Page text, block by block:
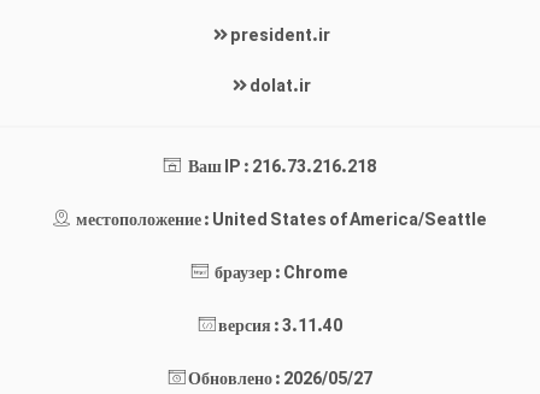
president.ir
dolat.ir
Ваш IP : 216.73.216.218
местоположение : United States of America/Seattle
браузер : Chrome
версия : 3.11.40
Обновлено : 2026/05/27